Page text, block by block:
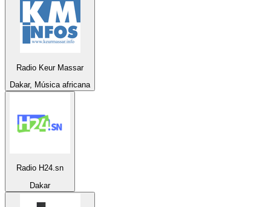
Radio Keur Massar
Dakar, Música africana
Radio H24.sn
Dakar